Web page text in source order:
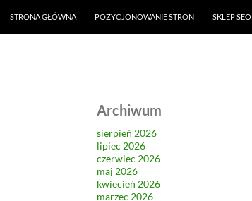
STRONA GŁÓWNA
POZYCJONOWANIE STRON SKLEP SEO
Archiwum
sierpień 2026
lipiec 2026
czerwiec 2026
maj 2026
kwiecień 2026
marzec 2026